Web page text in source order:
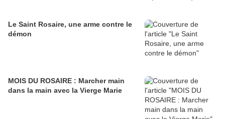
Le Saint Rosaire, une arme contre le
démon
MOIS DU ROSAIRE : Marcher main
dans la main avec la Vierge Marie